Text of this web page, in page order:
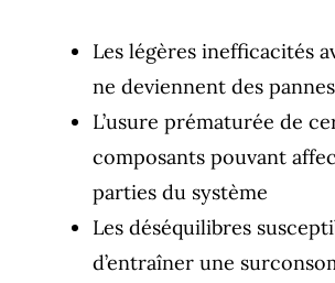
Les légères inefficacités
ne deviennent des
L’usure prématurée de
composants pouvant
parties du système
Les déséquilibres
d’entraîner une